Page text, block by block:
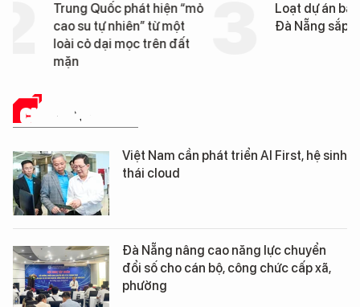
Trung Quốc phát hiện “mỏ
cao su tự nhiên” từ một
loài cỏ dại mọc trên đất
Loạt dự án bất động
Đà Nẵng sắp bị kiểm
CHUYỂN ĐỔI SỐ
Việt Nam cần phát triển AI First, hệ sinh
thái cloud
Đà Nẵng nâng cao năng lực chuyển
đổi số cho cán bộ, công chức cấp xã,
phường